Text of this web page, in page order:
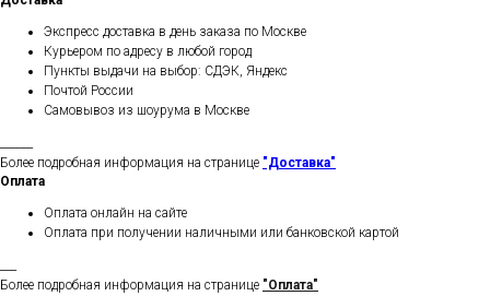
Экспресс доставка в день заказа по Москве
Курьером по адресу в любой город
Пункты выдачи на выбор: СДЭК, Яндекс
Почтой России
Самовывоз из шоурума в Москве
Более подробная информация на странице "Доставка"
Оплата
Оплата онлайн на сайте
Оплата при получении наличными или банковской картой
Более подробная информация на странице "Оплата"